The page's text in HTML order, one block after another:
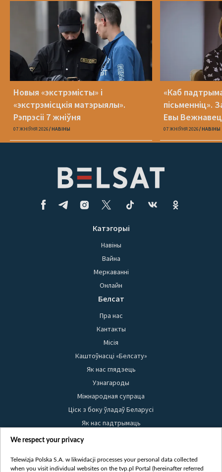
Новыя «экстрэмісты» і
«экстрэмісцкія матэрыялы».
Рэпрэсіі 7 жніўня
07 ЖНІЎНЯ 2026 НАВІНЫ
«Каб
пісьменніц».
Евы Вежнавец
07 ЖНІЎНЯ 2026 НАВІНЫ
Катэгорыі
Навіны
Вайна
Меркаванні
Онлайн
Белсат
Пра нас
Кантакты
Місія
Каштоўнасці «Белсату»
Як нас глядзець
Узнагароды
Міжнародная супраца
Ціск з боку ўладаў Беларусі
Як нас падтрымаць
Правілы выкарыстання матэрыялаў
Бяспека
We respect your privacy
Telewizja Polska S.A. w likwidacji processes your personal data collected
when you visit individual websites on the tvp.pl Portal (hereinafter referred